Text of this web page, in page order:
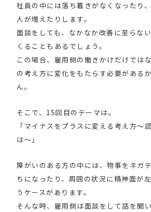
社員の中には落ち着きがなくなったり
人が増えたりします。
面談をしても、なかなか改善に至らな
くることもあるでしょう。
この場合、雇用側の働きかけだけでは
の考え方に変化をもたらす必要がある
ん。
そこで、15回目のテーマは。
「マイナスをプラスに変える考え方～
は～」
障がいのある方の中には、物事をネガ
ちになったり、周囲の状況に精神面が
うケースがあります。
そんな時、雇用側は面談をして話を聞